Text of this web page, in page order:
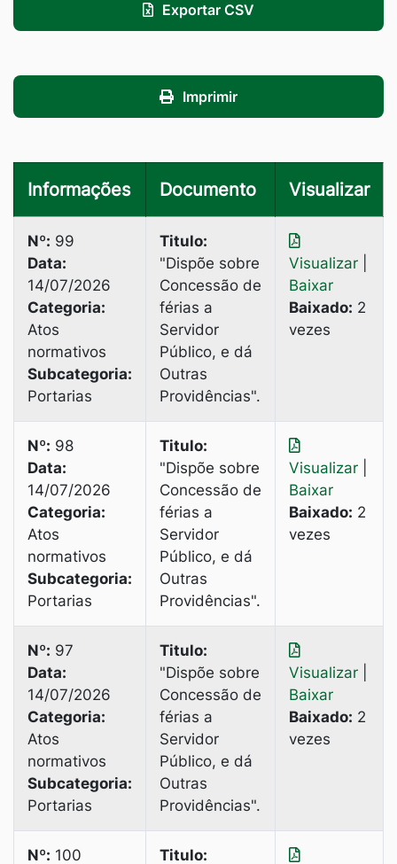
Exportar CSV
Imprimir
Informações Documento Visualizar
Nº: 99
Data:
14/07/2026
Categoria:
Atos
normativos
Subcategoria:
Portarias
Titulo:
"Dispõe sobre
Concessão de
férias a
Servidor
Público, e dá
Outras
Providências".
Visualizar
Baixar
Baixado: 2
vezes
Nº: 98
Data:
14/07/2026
Categoria:
Atos
normativos
Subcategoria:
Portarias
Titulo:
"Dispõe sobre
Concessão de
férias a
Servidor
Público, e dá
Outras
Providências".
Visualizar
Baixar
Baixado: 2
vezes
Nº: 97
Data:
14/07/2026
Categoria:
Atos
normativos
Subcategoria:
Portarias
Titulo:
"Dispõe sobre
Concessão de
férias a
Servidor
Público, e dá
Outras
Providências".
Visualizar
Baixar
Baixado: 2
vezes
Nº: 100 Titulo: